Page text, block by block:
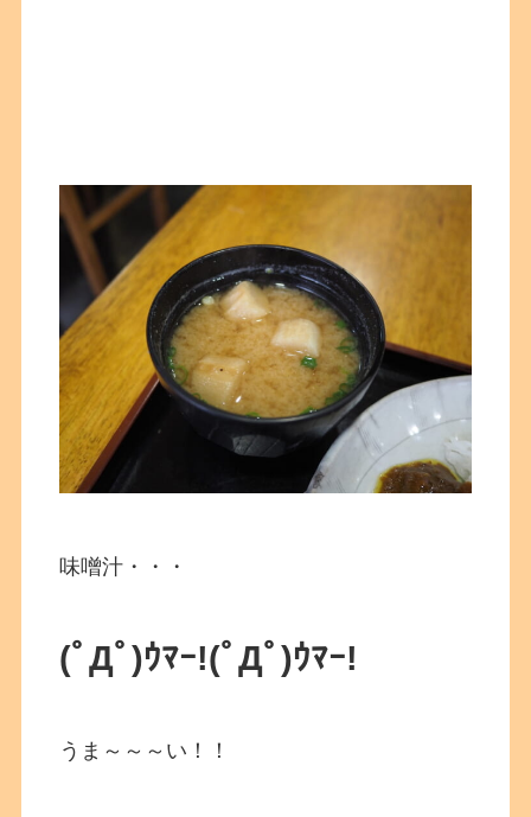
味噌汁・・・
(ﾟДﾟ)ｳﾏｰ!(ﾟДﾟ)ｳﾏｰ!
うま～～～い！！